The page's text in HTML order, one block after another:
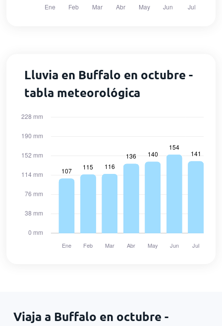
Lluvia en Buffalo en octubre -
tabla meteorológica
Viaja a Buffalo en octubre -